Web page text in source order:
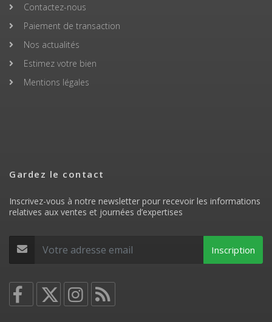
Contactez-nous
Paiement de transaction
Nos actualités
Estimez votre bien
Mentions légales
Gardez le contact
Inscrivez-vous à notre newsletter pour recevoir les informations
relatives aux ventes et journées d’expertises
Inscription